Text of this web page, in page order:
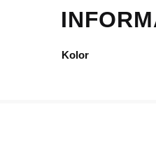
Kolor